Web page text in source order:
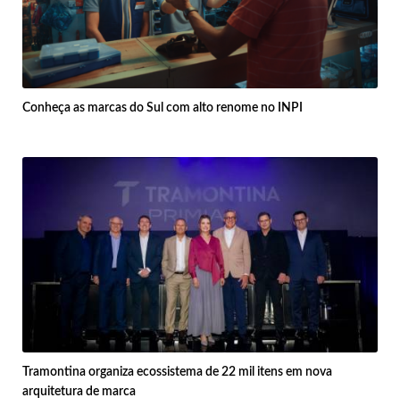
Conheça as marcas do Sul com alto renome no INPI
Tramontina organiza ecossistema de 22 mil itens em nova
arquitetura de marca